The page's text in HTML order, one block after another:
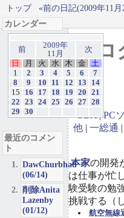
トップ «前の日記(2009年11月
ブ
GBA|PC
他 | 一総通 |
本家の開発
は仕事が忙
験受験の勉
挑戦する（
航空無線
カレンダー
前
2009年
11月
次
日
月 火 水 木 金
土
1
2 3 4 5 6
7
8
9 10 11 12 13
14
15
16 17 18 19 20
21
22
23 24 25 26 27 28
29
30
最近のコメン
ト
DawChurbhab
(06/14)
削除Anita
Lazenby
(01/12)